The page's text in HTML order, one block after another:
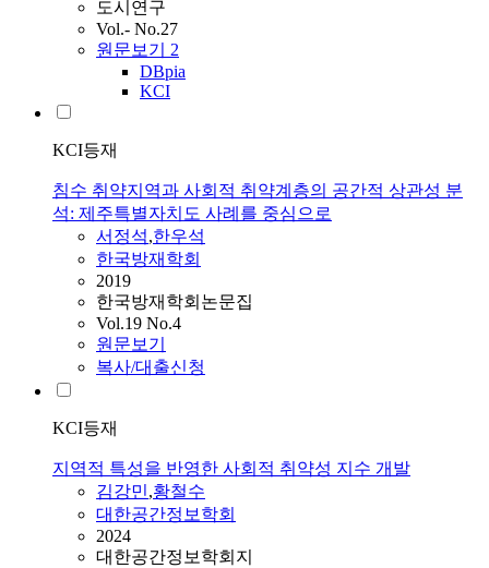
도시연구
Vol.- No.27
원문보기 2
DBpia
KCI
KCI등재
침수 취약지역과 사회적 취약계층의 공간적 상관성 분
석: 제주특별자치도 사례를 중심으로
서정석,한우석
한국방재학회
2019
한국방재학회논문집
Vol.19 No.4
원문보기
복사/대출신청
KCI등재
지역적 특성을 반영한 사회적 취약성 지수 개발
김강민,황철수
대한공간정보학회
2024
대한공간정보학회지